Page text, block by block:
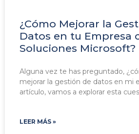
¿Cómo Mejorar la
Datos en tu Empresa
Soluciones Microsoft?
Alguna vez te has preguntado,
mejorar la gestión de datos en mi
artículo, vamos a explorar esta
LEER MÁS »